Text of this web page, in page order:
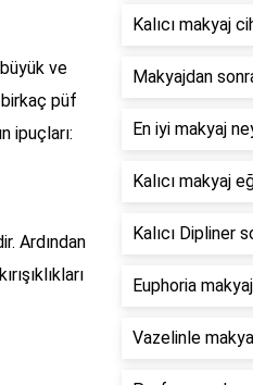
ve
püf
ipuçları:
Ardından
Kalıcı makyaj
Makyajdan
En iyi makyaj
Kalıcı makyaj
Kalıcı Dipliner
Euphoria
Vazelinle